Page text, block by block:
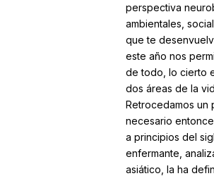
perspectiva
ambientales,
que te
este año nos
de todo, lo cierto
dos áreas de la
Retrocedamos un
necesario
a principios del
enfermante,
asiático, la ha